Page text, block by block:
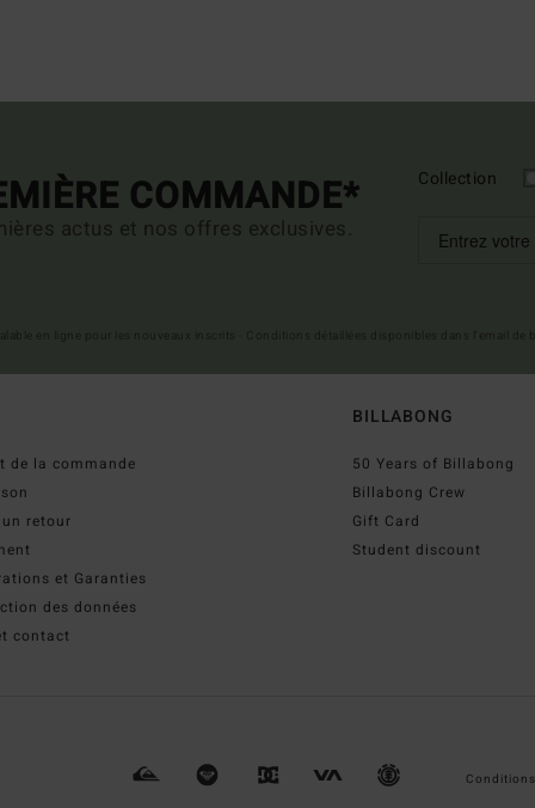
COMMANDE*
actus et nos offres exclusives.
Collection
de la commande
retour
et Garanties
des données
contact
BILLABONG
50 Years of Billabong
Billabong Crew
Gift Card
Student discount